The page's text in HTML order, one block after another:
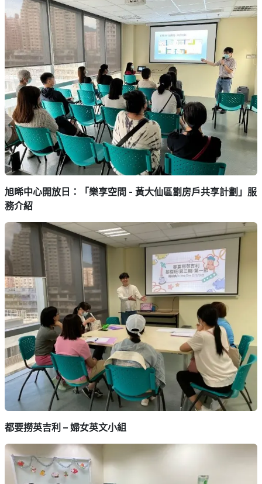
旭晞中心開放日：「樂享空間 - 黃大仙區劏房戶共享計劃」服
務介紹
都要撈英吉利 – 婦女英文小組